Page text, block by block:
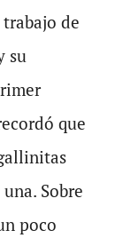
de
su
que
Sobre
poco